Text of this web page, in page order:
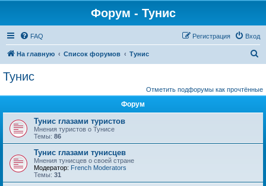
Форум - Тунис
FAQ Вход
Регистрация
На главную Список форумов Тунис
с
Тунис
Отметить подфорумы как прочтённые
Форум
Тунис глазами туристов
Мнения туристов о Тунисе
Темы: 86
Тунис глазами тунисцев
Мнения тунисцев о своей стране
Модератор: French Moderators
Темы: 31